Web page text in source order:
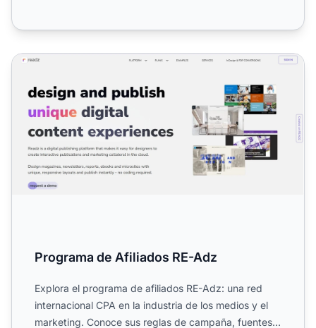
Programa de Afiliados RE-Adz
Programa de Afiliados RE-Adz
Explora el programa de afiliados RE-Adz: una red
internacional CPA en la industria de los medios y el
marketing. Conoce sus reglas de campaña, fuentes